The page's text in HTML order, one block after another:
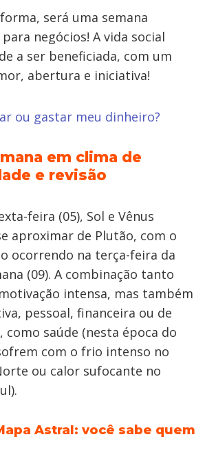
será uma semana
negócios! A vida social
a ser beneficiada, com um
abertura e iniciativa!
ou gastar meu dinheiro?
em clima de
e revisão
feira (05), Sol e Vênus
aproximar de Plutão, com o
ocorrendo na terça-feira da
(09). A combinação tanto
intensa, mas também
pessoal, financeira ou de
saúde (nesta época do
com o frio intenso no
ou calor sufocante no
Astral: você sabe quem